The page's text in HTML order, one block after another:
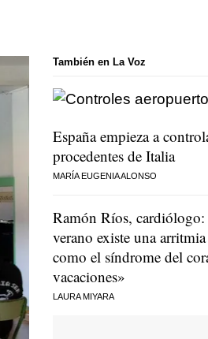
También en La Voz
España empieza a
procedentes de Italia
MARÍA EUGENIA ALONSO
Ramón Ríos, cardiólogo:
verano existe una
como el síndrome del
vacaciones»
LAURA MIYARA